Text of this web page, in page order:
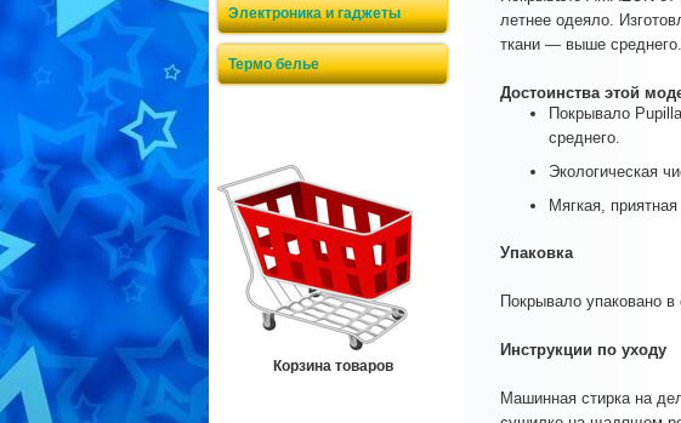
Электроника и гаджеты
Термо белье
Корзина товаров
летнее одеяло.
ткани — выше
Достоинства этой
Покрывало
среднего.
Экологическая
Мягкая,
Упаковка
Покрывало упаковано
Инструкции по уходу
Машинная стирка на